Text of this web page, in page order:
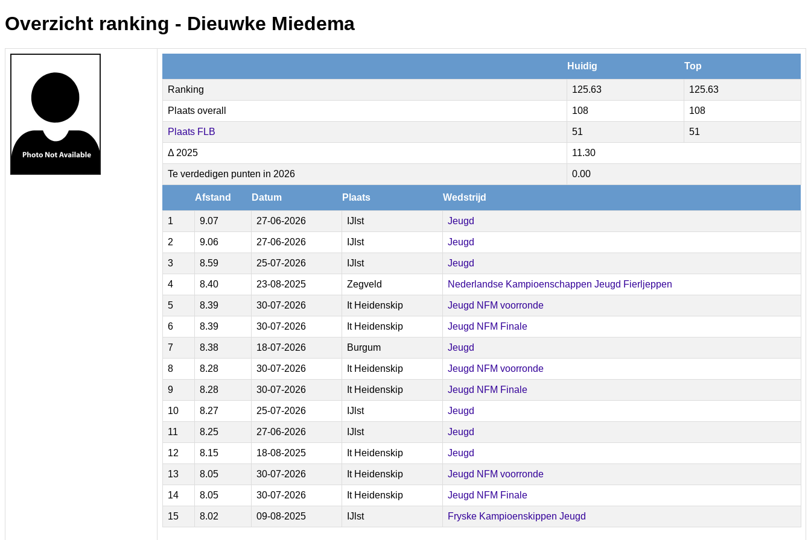
Overzicht ranking - Dieuwke Miedema
Huidig Top
Ranking 125.63 125.63
Plaats overall 108 108
Plaats FLB 51 51
Δ 2025 11.30
Te verdedigen punten in 2026 0.00
Afstand Datum Plaats Wedstrijd
1 9.07 27-06-2026 IJlst Jeugd
2 9.06 27-06-2026 IJlst Jeugd
3 8.59 25-07-2026 IJlst Jeugd
4 8.40 23-08-2025 Zegveld Nederlandse Kampioenschappen Jeugd Fierljeppen
5 8.39 30-07-2026 It Heidenskip Jeugd NFM voorronde
6 8.39 30-07-2026 It Heidenskip Jeugd NFM Finale
7 8.38 18-07-2026 Burgum Jeugd
8 8.28 30-07-2026 It Heidenskip Jeugd NFM voorronde
9 8.28 30-07-2026 It Heidenskip Jeugd NFM Finale
10 8.27 25-07-2026 IJlst Jeugd
11 8.25 27-06-2026 IJlst Jeugd
12 8.15 18-08-2025 It Heidenskip Jeugd
13 8.05 30-07-2026 It Heidenskip Jeugd NFM voorronde
14 8.05 30-07-2026 It Heidenskip Jeugd NFM Finale
15 8.02 09-08-2025 IJlst Fryske Kampioenskippen Jeugd